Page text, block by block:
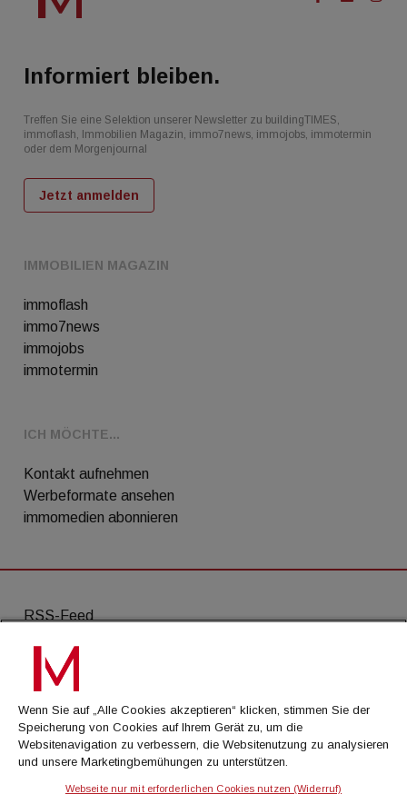
IMMOBILIEN MAGAZIN
immoflash
immo7news
immojobs
immotermin
ICH MÖCHTE...
Kontakt aufnehmen
Werbeformate ansehen
immomedien abonnieren
Informiert bleiben.
Treffen Sie eine Selektion unserer Newsletter zu buildingTIMES,
immoflash, Immobilien Magazin, immo7news, immojobs, immotermin
oder dem Morgenjournal
Jetzt anmelden
RSS-Feed
AGB
Datenschutz
Kontakt
Impressum
Wenn Sie auf „Alle Cookies akzeptieren“ klicken, stimmen Sie der
Speicherung von Cookies auf Ihrem Gerät zu, um die
Websitenavigation zu verbessern, die Websitenutzung zu analysieren
und unsere Marketingbemühungen zu unterstützen.
Webseite nur mit erforderlichen Cookies nutzen (Widerruf)